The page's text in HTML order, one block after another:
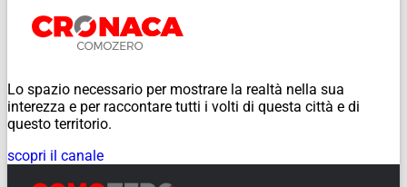
Lo spazio necessario per mostrare la realtà nella sua
interezza e per raccontare tutti i volti di questa città e di
questo territorio.
scopri il canale